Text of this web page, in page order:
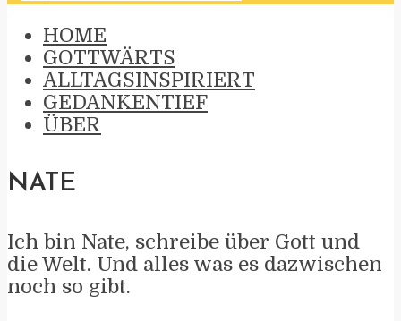
HOME
GOTTWÄRTS
ALLTAGSINSPIRIERT
GEDANKENTIEF
ÜBER
NATE
Ich bin Nate, schreibe über Gott und
die Welt. Und alles was es dazwischen
noch so gibt.